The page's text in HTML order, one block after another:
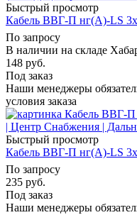
Быстрый просмотр
Кабель ВВГ-П нг(А)-LS
По запросу
В наличии на складе
148 руб.
Под заказ
Наши менеджеры
условия заказа
Быстрый просмотр
Кабель ВВГ-П нг(А)-LS
По запросу
235 руб.
Под заказ
Наши менеджеры